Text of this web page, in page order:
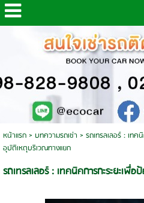
หน้าแรก> บทความรถเช่า > รถเทรลเลอร์ : เทค
อุบัติเหตุบริเวณทางแยก
รถเทรลเลอร์ : เทคนิคการกะระยะเพื่